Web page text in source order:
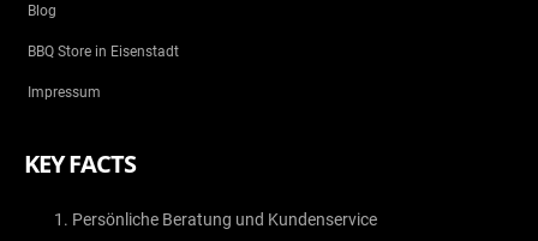
Blog
BBQ Store in Eisenstadt
Impressum
KEY FACTS
Persönliche Beratung und Kundenservice